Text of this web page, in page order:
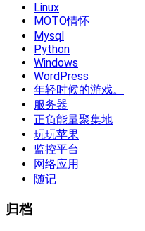
Linux
MOTO情怀
Mysql
Python
Windows
WordPress
年轻时候的游戏。
服务器
正负能量聚集地
玩玩苹果
监控平台
网络应用
随记
归档